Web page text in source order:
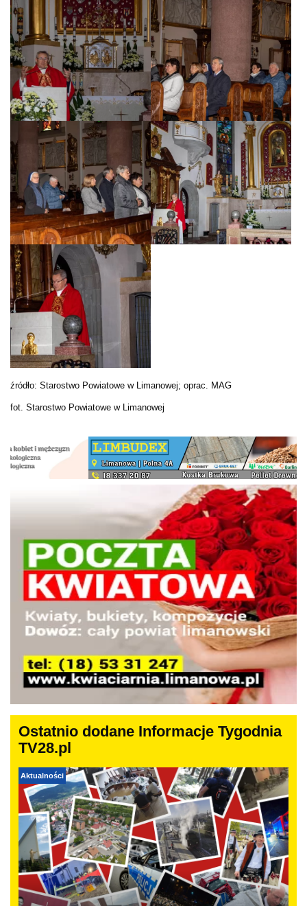
źródło: Starostwo Powiatowe w Limanowej; oprac. MAG
fot. Starostwo Powiatowe w Limanowej
Ostatnio dodane Informacje Tygodnia
TV28.pl
Aktualności